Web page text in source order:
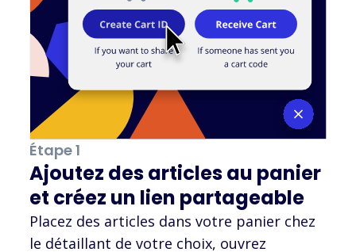
Étape 1
Ajoutez des articles au panier
et créez un lien partageable
Placez des articles dans votre panier chez
le détaillant de votre choix, ouvrez